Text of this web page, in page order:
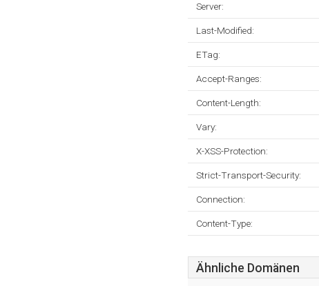
Server:
Last-Modified:
ETag:
Accept-Ranges:
Content-Length:
Vary:
X-XSS-Protection:
Strict-Transport-Security:
Connection:
Content-Type:
Ähnliche Domänen